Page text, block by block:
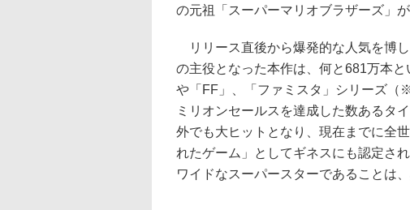
の元祖「スーパーマリオブラザーズ」
リリース直後から爆発的な人気を博
の主役となった本作は、何と681万本
や「FF」、「ファミスタ」シリーズ（
ミリオンセールスを達成した数あるタ
外でも大ヒットとなり、現在までに全
れたゲーム」としてギネスにも認定さ
ワイドなスーパースターであることは